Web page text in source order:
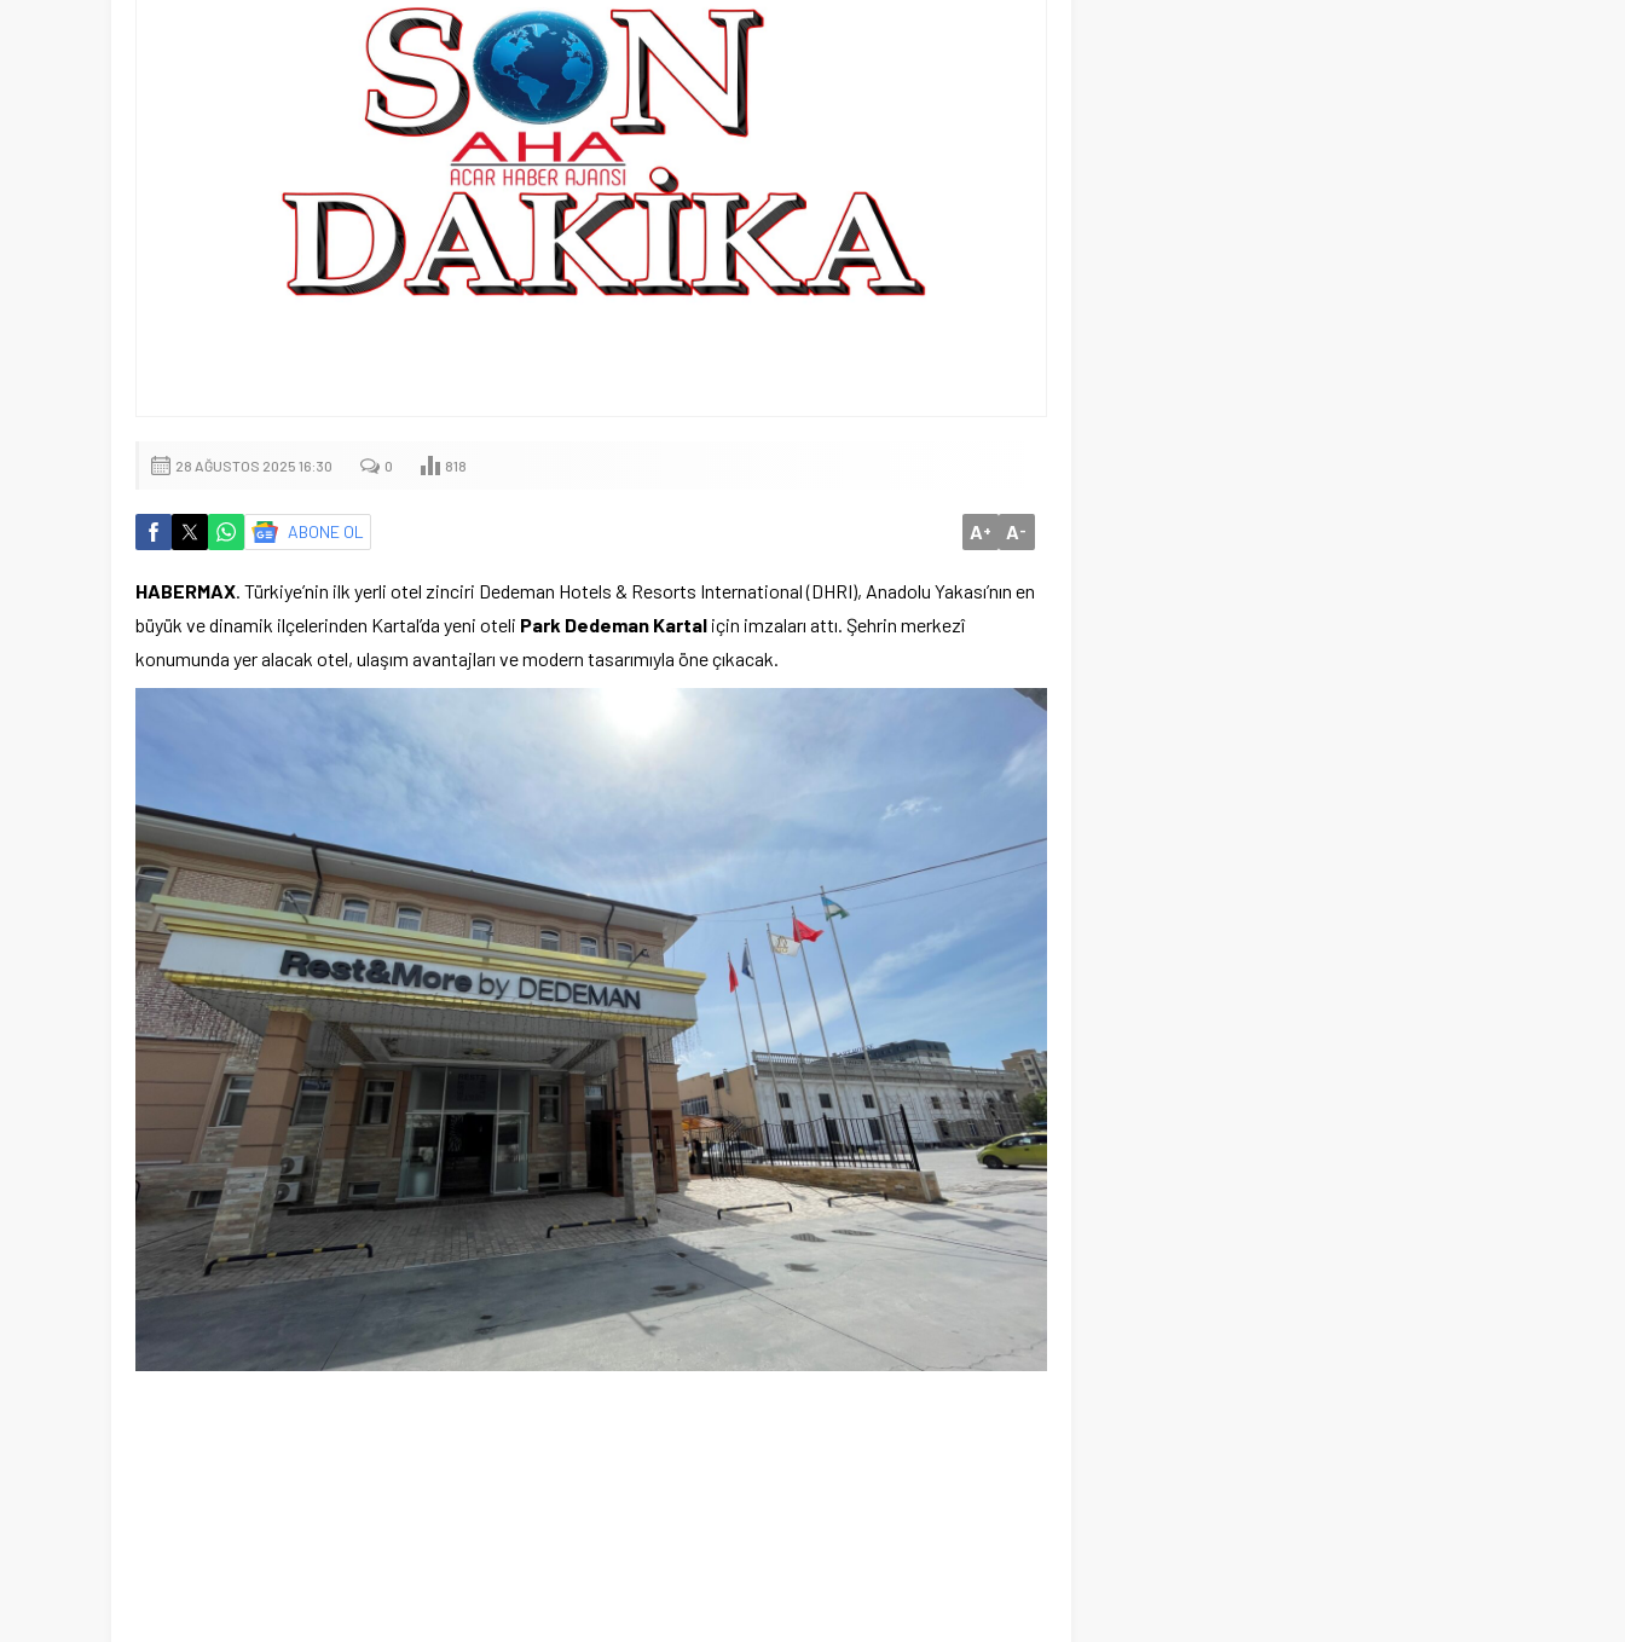
28 AĞUSTOS 2025 16:30 0 818
ABONE OL A+ A-
HABERMAX. Türkiye’nin ilk yerli otel zinciri Dedeman Hotels & Resorts International (DHRI), Anadolu Yakası’nın en
büyük ve dinamik ilçelerinden Kartal’da yeni oteli Park Dedeman Kartal için imzaları attı. Şehrin merkezî
konumunda yer alacak otel, ulaşım avantajları ve modern tasarımıyla öne çıkacak.